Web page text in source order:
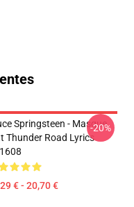
Springsteen - Masque
Thunder Road Lyrics
€ - 20,70 €
-20%